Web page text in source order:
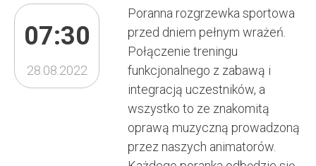
07:30
28.08.2022
Poranna rozgrzewka sportowa
przed dniem pełnym wrażeń.
Połączenie treningu
funkcjonalnego z zabawą i
integracją uczestników, a
wszystko to ze znakomitą
oprawą muzyczną prowadzoną
przez naszych animatorów.